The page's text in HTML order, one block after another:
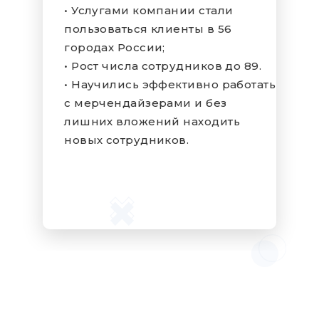
• Услугами компании стали
пользоваться клиенты в 56
городах России;
• Рост числа сотрудников до 89.
• Научились эффективно
с мерчендайзерами и без
лишних вложений находить
новых сотрудников.